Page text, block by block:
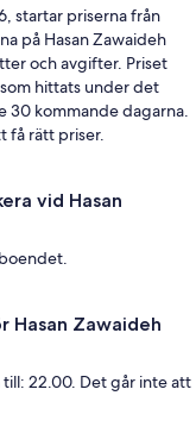
startar priserna från
på Hasan Zawaideh
och avgifter. Priset
hittats under det
30 kommande dagarna.
få rätt priser.
vid Hasan
Hasan Zawaideh
till: 22.00. Det går inte att